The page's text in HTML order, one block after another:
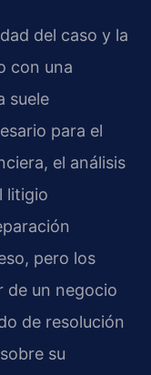
del caso y la
con una
suele
para el
el análisis
litigio
pero los
de un negocio
de resolución
su